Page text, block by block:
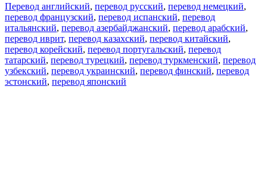
Перевод английский, перевод русский, перевод немецкий,
перевод французский, перевод испанский, перевод
итальянский, перевод азербайджанский, перевод арабский,
перевод иврит, перевод казахский, перевод китайский,
перевод корейский, перевод португальский, перевод
татарский, перевод турецкий, перевод туркменский, перевод
узбекский, перевод украинский, перевод финский, перевод
эстонский, перевод японский